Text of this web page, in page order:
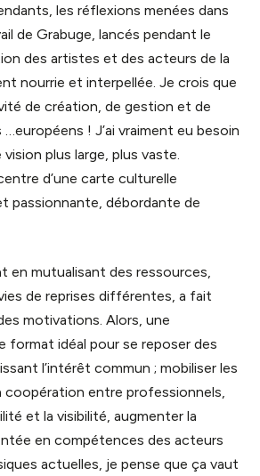
les réflexions menées dans
de Grabuge, lancés pendant le
des artistes et des acteurs de la
nourrie et interpellée. Je crois que
de création, de gestion et de
! J’ai vraiment eu besoin
plus large, plus vaste.
d’une carte culturelle
passionnante, débordante de
en mutualisant des ressources,
de reprises différentes, a fait
motivations. Alors, une
format idéal pour se reposer des
l’intérêt commun ; mobiliser les
coopération entre professionnels,
et la visibilité, augmenter la
en compétences des acteurs
actuelles, je pense que ça vaut